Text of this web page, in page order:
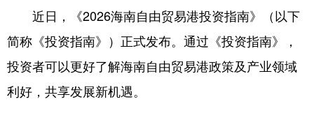
近日，《2026海南自由贸易港投资指南》（以下
简称《投资指南》）正式发布。通过《投资指南》，
投资者可以更好了解海南自由贸易港政策及产业领域
利好，共享发展新机遇。